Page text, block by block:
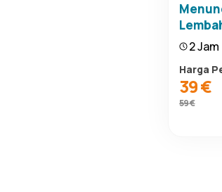
2 Jam
Harga
39 €
59 €